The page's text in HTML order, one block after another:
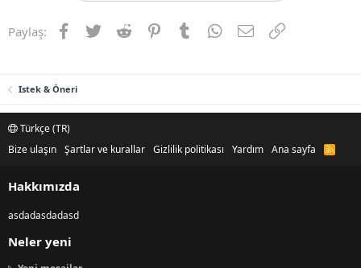
Paylaş: Facebook
TwitterReddit PinterestTumblrWhatsApp
E-postaLink
Istek & Öneri
Türkçe (TR)
Bize ulaşın Şartlar ve kurallar Gizlilik politikası Yardım Ana sayfa
R
S
Hakkımızda
asdadasdadasd
Neler yeni